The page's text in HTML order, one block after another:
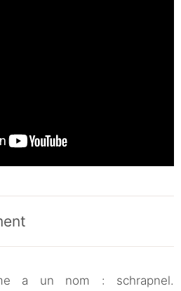
a un nom : schrapnel.